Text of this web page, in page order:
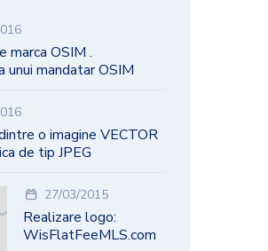
marca OSIM .
unui mandatar OSIM
o imagine VECTOR
de tip JPEG
27/03/2015
Realizare logo:
WisFlatFeeMLS.com